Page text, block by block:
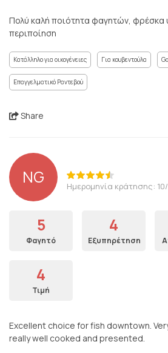
Πολύ καλή ποιότητα φαγητών, φρέσκα
περιποίηση
Κατάλληλο για οικογένειες Για κουβεντούλα
Επαγγελματικό Ραντεβού
Share
NG Ημερομηνία κράτησης:
5
Φαγητό
4
Εξυπηρέτηση
4
Τιμή
Excellent choice for fish downtown.
really well cooked and presented.